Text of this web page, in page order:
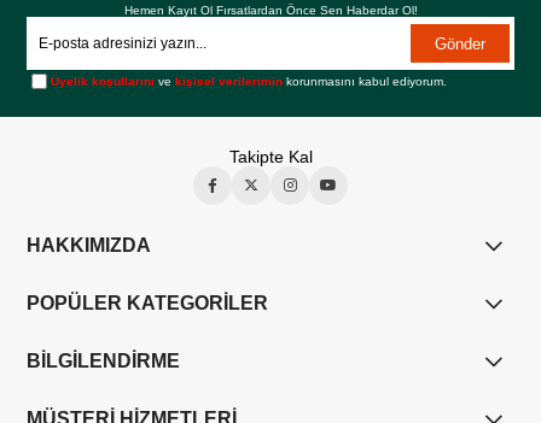
Hemen Kayıt Ol Fırsatlardan Önce Sen Haberdar Ol!
Gönder
Üyelik koşullarını vekişisel verilerimin korunmasını kabul ediyorum.
Takipte Kal
HAKKIMIZDA
POPÜLER KATEGORİLER
BİLGİLENDİRME
MÜŞTERİ HİZMETLERİ